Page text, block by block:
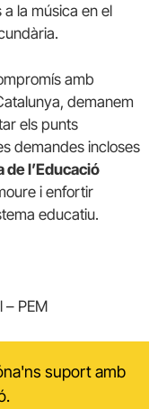
la música en el
amb
demanem
els punts
demandes incloses
l’Educació
i enfortir
educatiu.
– PEM
suport amb